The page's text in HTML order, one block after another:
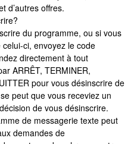
d’autres offres.
du programme, ou si vous
celui-ci, envoyez le code
directement à tout
ARRÊT, TERMINER,
pour vous désinscrire de
peut que vous receviez un
de vous désinscrire.
de messagerie texte peut
demandes de